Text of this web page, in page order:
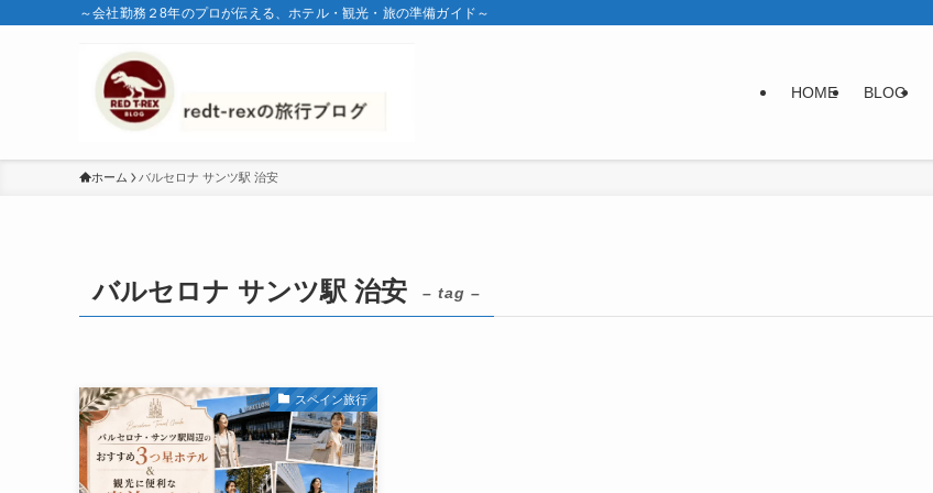
～会社勤務２8年のプロが伝える、ホテル・観光・旅の準備ガイド～
HOME BLOG
ホーム バルセロナ サンツ駅 治安
バルセロナ サンツ駅 治安 – tag –
スペイン旅行